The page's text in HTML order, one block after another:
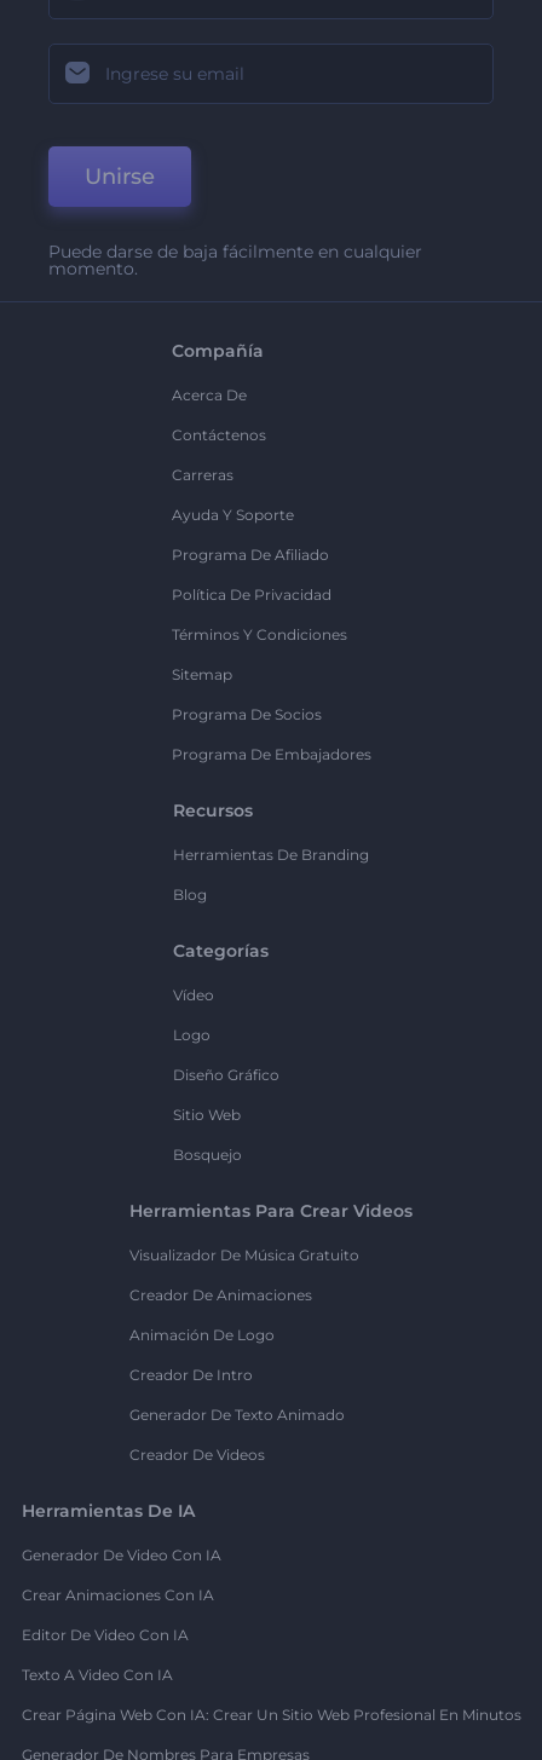
Unirse
Puede darse de baja fácilmente en cualquier
momento.
Compañía
Acerca De
Contáctenos
Carreras
Ayuda Y Soporte
Programa De Afiliado
Política De Privacidad
Términos Y Condiciones
Sitemap
Programa De Socios
Programa De Embajadores
Recursos
Herramientas De Branding
Blog
Categorías
Vídeo
Logo
Diseño Gráfico
Sitio Web
Bosquejo
Herramientas Para Crear Videos
Visualizador De Música Gratuito
Creador De Animaciones
Animación De Logo
Creador De Intro
Generador De Texto Animado
Creador De Videos
Herramientas De IA
Generador De Video Con IA
Crear Animaciones Con IA
Editor De Video Con IA
Texto A Video Con IA
Crear Página Web Con IA: Crear Un Sitio Web Profesional En Minutos
Generador De Nombres Para Empresas